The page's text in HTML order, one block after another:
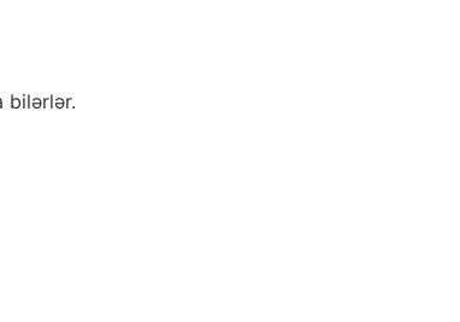
bilərlər.